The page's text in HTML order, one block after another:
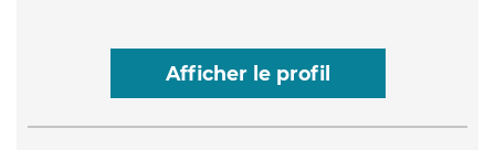
Afficher le profil